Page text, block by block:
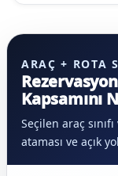
ARAÇ + ROTA
Kapsamını
Seçilen araç
ataması ve açık